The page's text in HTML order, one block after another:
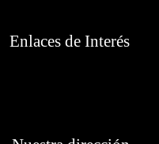
Enlaces de Interés